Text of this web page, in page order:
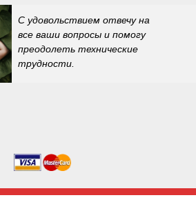
С удовольствием отвечу на
все ваши вопросы и помогу
преодолеть технические
трудности.